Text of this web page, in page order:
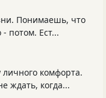
Понимаешь, что
потом. Ест...
комфорта.
ждать, когда...